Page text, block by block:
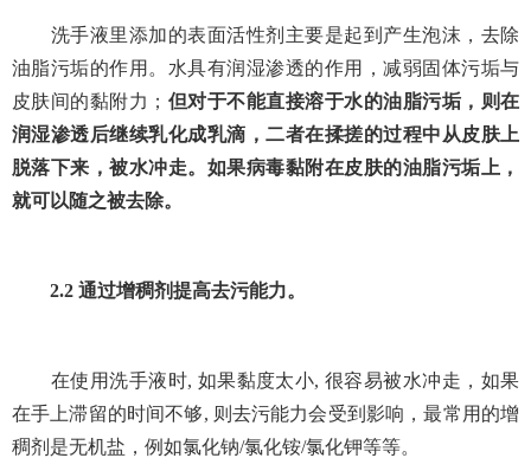
洗手液里添加的表面活性剂主要是起到产生泡沫，去除
油脂污垢的作用。水具有润湿渗透的作用，减弱固体污垢与
皮肤间的黏附力； 但对于不能直接溶于水的油脂污垢，则在
润湿渗透后继续乳化成乳滴，二者在揉搓的过程中从皮肤上
脱落下来，被水冲走。如果病毒黏附在皮肤的油脂污垢上，
就可以随之被去除。
2.2 通过增稠剂提高去污能力。
在使用洗手液时, 如果黏度太小, 很容易被水冲走，如果
在手上滞留的时间不够, 则去污能力会受到影响，最常用的增
稠剂是无机盐，例如氯化钠/氯化铵/氯化钾等等。